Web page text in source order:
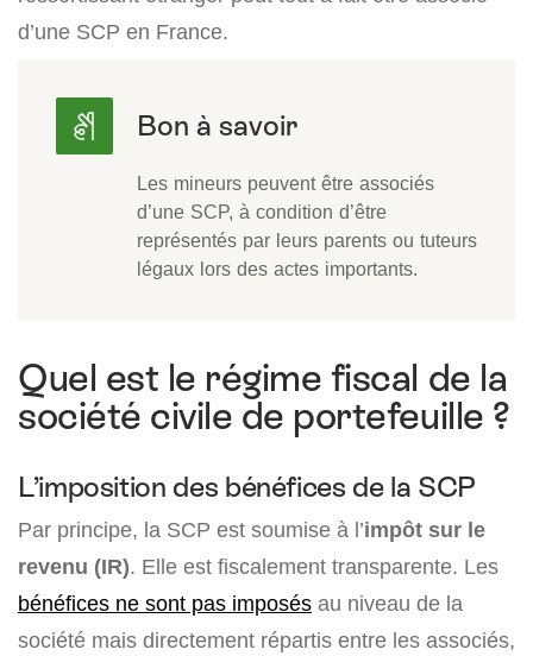
d’une SCP en France.
Les mineurs peuvent être associés
d’une SCP, à condition d’être
représentés par leurs parents ou tuteurs
légaux lors des actes importants.
Quel est le régime fiscal de la
société civile de portefeuille ?
L’imposition des bénéfices de la SCP
Par principe, la SCP est soumise à l’impôt sur le
revenu (IR). Elle est fiscalement transparente. Les
bénéfices ne sont pas imposés au niveau de la
société mais directement répartis entre les associés,